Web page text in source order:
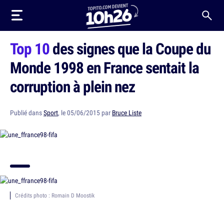
Top 10des signes que la Coupe du
Monde 1998 en France sentait la
corruption à plein nez
Publié dansSport, le 05/06/2015 par Bruce Liste
Crédits photo : Romain D Moostik